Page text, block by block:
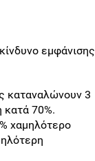
εμφάνισης
καταναλώνουν 3
κατά 70%.
χαμηλότερο